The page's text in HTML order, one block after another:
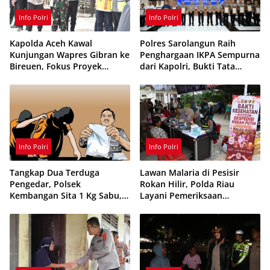
Info Polri
Kapolda Aceh Kawal
Kunjungan Wapres Gibran ke
Bireuen, Fokus Proyek
Info Polri
Polres Sarolangun Raih
Penghargaan IKPA Sempurna
dari Kapolri, Bukti Tata
Berintegritas
Info Polri
Tangkap Dua Terduga
Pengedar, Polsek
Kembangan Sita 1 Kg Sabu,
Ribu Butir Obat Keras
Info Polri
Lawan Malaria di Pesisir
Rokan Hilir, Polda Riau
Layani Pemeriksaan